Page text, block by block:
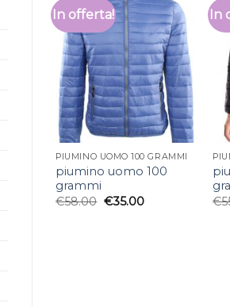
In offerta!
PIUMINO UOMO 100 GRAMMI
piumino uomo 100
grammi
€58.00 €35.00
In
€